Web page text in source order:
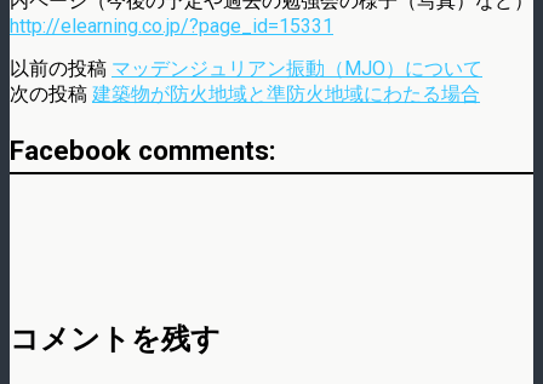
http://elearning.co.jp/?page_id=15331
以前の投稿 マッデンジュリアン振動（MJO）について
次の投稿 建築物が防火地域と準防火地域にわたる場合
Facebook comments:
コメントを残す